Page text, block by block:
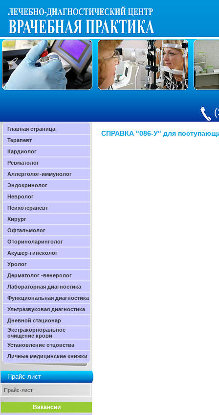
Главная страница
Терапевт
Кардиолог
Ревматолог
Аллерголог-иммунолог
Эндокринолог
Невролог
Психотерапевт
Хирург
Офтальмолог
Оториноларинголог
Акушер-гинеколог
Уролог
Дерматолог -венеролог
Лабораторная диагностика
Функциональная диагностика
Ультразвуковая диагностика
Дневной стационар
Экстракорпоральное
очищение крови
Установление отцовства
Личные медицинские книжки
Прайс-лист
Прайс-лист
Вакансии
СПРАВКА "086-У" для